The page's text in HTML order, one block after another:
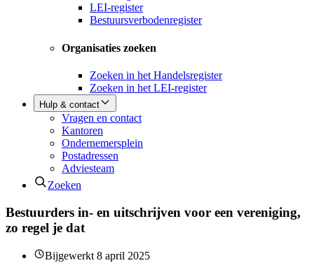
LEI-register
Bestuursverbodenregister
Organisaties zoeken
Zoeken in het Handelsregister
Zoeken in het LEI-register
Hulp & contact
Vragen en contact
Kantoren
Ondernemersplein
Postadressen
Adviesteam
Zoeken
Bestuurders in- en uitschrijven voor een vereniging,
zo regel je dat
Bijgewerkt 8 april 2025